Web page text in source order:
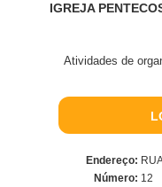
IGREJA
Atividades de
Endereço:
Número: 12